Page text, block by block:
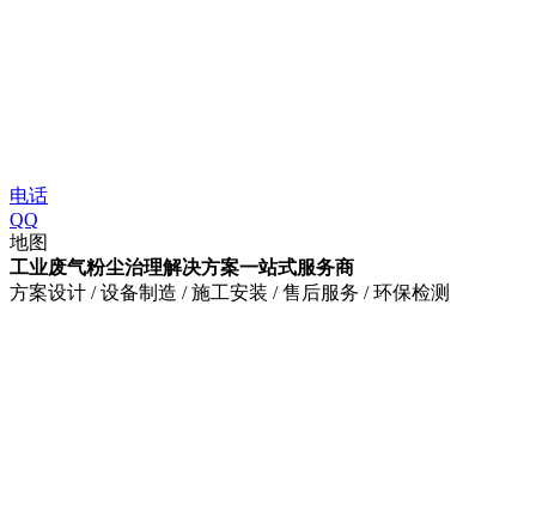
电话
QQ
地图
工业废气粉尘治理解决方案一站式服务商
方案设计 / 设备制造 / 施工安装 / 售后服务 / 环保检测